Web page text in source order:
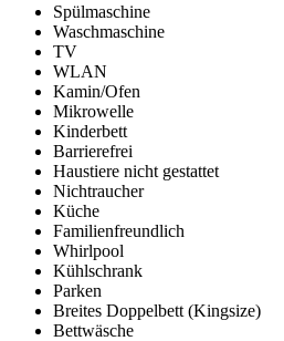
Spülmaschine
Waschmaschine
TV
WLAN
Kamin/Ofen
Mikrowelle
Kinderbett
Barrierefrei
Haustiere nicht gestattet
Nichtraucher
Küche
Familienfreundlich
Whirlpool
Kühlschrank
Parken
Breites Doppelbett (Kingsize)
Bettwäsche